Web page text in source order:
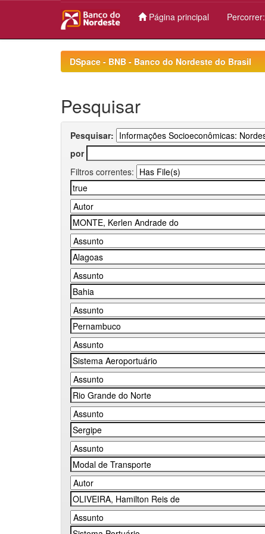
Página principal Percorrer:
DSpace - BNB - Banco do Nordeste do Brasil
Pesquisar
Pesquisar:
por
Filtros correntes: